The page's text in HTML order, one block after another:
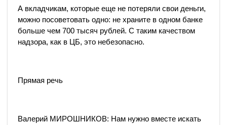
А вкладчикам, которые еще не потеряли свои деньги,
можно посоветовать одно: не храните в одном банке
больше чем 700 тысяч рублей. С таким качеством
надзора, как в ЦБ, это небезопасно.
Прямая речь
Валерий МИРОШНИКОВ: Нам нужно вместе искать